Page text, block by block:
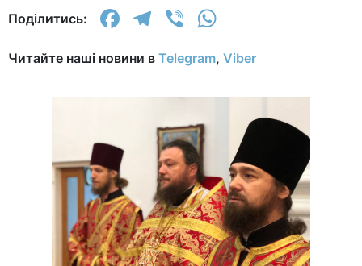
Поділитись: Facebook
Telegram
Viber
Читайте наші новини в Telegram, Viber